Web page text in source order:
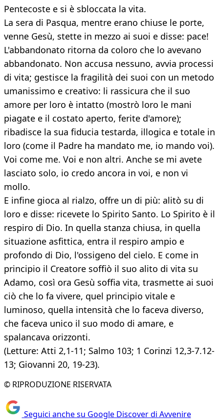
Pentecoste e si è sbloccata la vita.
La sera di Pasqua, mentre erano chiuse le porte,
venne Gesù, stette in mezzo ai suoi e disse: pace!
L'abbandonato ritorna da coloro che lo avevano
abbandonato. Non accusa nessuno, avvia processi
di vita; gestisce la fragilità dei suoi con un metodo
umanissimo e creativo: li rassicura che il suo
amore per loro è intatto (mostrò loro le mani
piagate e il costato aperto, ferite d'amore);
ribadisce la sua fiducia testarda, illogica e totale in
loro (come il Padre ha mandato me, io mando voi).
Voi come me. Voi e non altri. Anche se mi avete
lasciato solo, io credo ancora in voi, e non vi
mollo.
E infine gioca al rialzo, offre un di più: alitò su di
loro e disse: ricevete lo Spirito Santo. Lo Spirito è il
respiro di Dio. In quella stanza chiusa, in quella
situazione asfittica, entra il respiro ampio e
profondo di Dio, l'ossigeno del cielo. E come in
principio il Creatore soffiò il suo alito di vita su
Adamo, così ora Gesù soffia vita, trasmette ai suoi
ciò che lo fa vivere, quel principio vitale e
luminoso, quella intensità che lo faceva diverso,
che faceva unico il suo modo di amare, e
spalancava orizzonti.
(Letture: Atti 2,1-11; Salmo 103; 1 Corinzi 12,3-7.12-
13; Giovanni 20, 19-23).
© RIPRODUZIONE RISERVATA
Seguici anche su Google Discover di Avvenire